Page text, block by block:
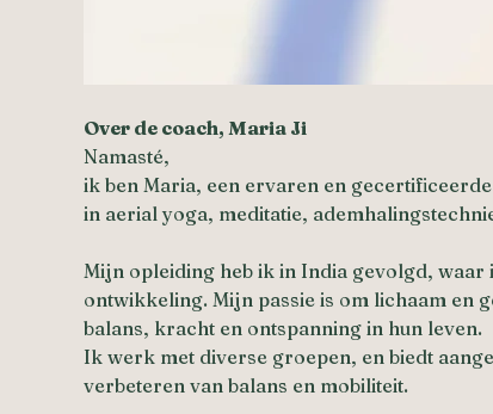
Over de coach, Maria Ji
Namasté,
ik ben Maria, een ervaren en
in aerial yoga, meditatie,
Mijn opleiding heb ik in India gevolgd,
ontwikkeling. Mijn passie is om lichaam en
balans, kracht en ontspanning in hun leven.
Ik werk met diverse groepen, en biedt
verbeteren van balans en mobiliteit.